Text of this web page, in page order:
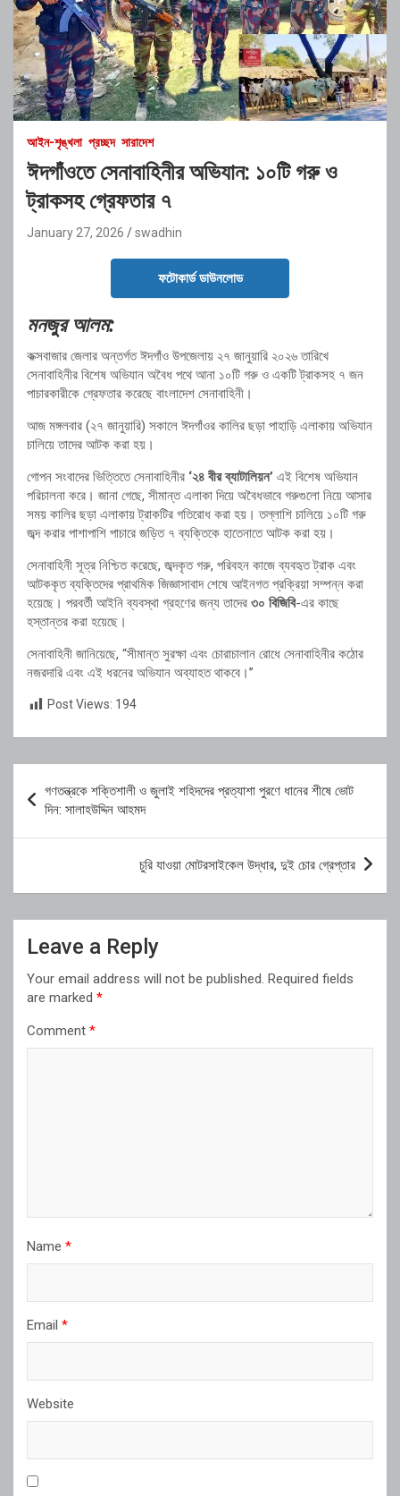
আইন-শৃঙ্খলা প্রচ্ছদ সারাদেশ
ঈদগাঁওতে সেনাবাহিনীর অভিযান: ১০টি গরু ও
ট্রাকসহ গ্রেফতার ৭
January 27, 2026 swadhin
ফটোকার্ড ডাউনলোড
মনজুর আলম:
কক্সবাজার জেলার অন্তর্গত ঈদগাঁও উপজেলায় ২৭ জানুয়ারি ২০২৬ তারিখে
সেনাবাহিনীর বিশেষ অভিযান অবৈধ পথে আনা ১০টি গরু ও একটি ট্রাকসহ ৭ জন
পাচারকারীকে গ্রেফতার করেছে বাংলাদেশ সেনাবাহিনী।
আজ মঙ্গলবার (২৭ জানুয়ারি) সকালে ঈদগাঁওর কালির ছড়া পাহাড়ি এলাকায় অভিযান
চালিয়ে তাদের আটক করা হয়।
গোপন সংবাদের ভিত্তিতে সেনাবাহিনীর ‘২৪ বীর ব্যাটালিয়ন’ এই বিশেষ অভিযান
পরিচালনা করে। জানা গেছে, সীমান্ত এলাকা দিয়ে অবৈধভাবে গরুগুলো নিয়ে আসার
সময় কালির ছড়া এলাকায় ট্রাকটির গতিরোধ করা হয়। তল্লাশি চালিয়ে ১০টি গরু
জব্দ করার পাশাপাশি পাচারে জড়িত ৭ ব্যক্তিকে হাতেনাতে আটক করা হয়।
সেনাবাহিনী সূত্র নিশ্চিত করেছে, জব্দকৃত গরু, পরিবহন কাজে ব্যবহৃত ট্রাক এবং
আটককৃত ব্যক্তিদের প্রাথমিক জিজ্ঞাসাবাদ শেষে আইনগত প্রক্রিয়া সম্পন্ন করা
হয়েছে। পরবর্তী আইনি ব্যবস্থা গ্রহণের জন্য তাদের ৩০ বিজিবি-এর কাছে
হস্তান্তর করা হয়েছে।
সেনাবাহিনী জানিয়েছে, “সীমান্ত সুরক্ষা এবং চোরাচালান রোধে সেনাবাহিনীর কঠোর
নজরদারি এবং এই ধরনের অভিযান অব্যাহত থাকবে।”
Post Views: 194
navigation
গণতন্ত্রকে শক্তিশালী ও জুলাই শহিদদের প্রত্যাশা পুরণে ধানের শীষে ভোট
দিন: সালাহউদ্দিন আহমদ
চুরি যাওয়া মোটরসাইকেল উদ্ধার, দুই চোর গ্রেপ্তার
Leave a Reply
Your email address will not be published. Required fields
are marked *
Comment *
Name *
Email *
Website